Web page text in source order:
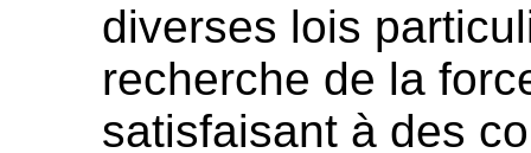
diverses lois
recherche de la
satisfaisant à des